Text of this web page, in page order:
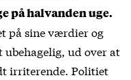
på halvanden uge.
på sine værdier og
ud over at
irriterende. Politiet